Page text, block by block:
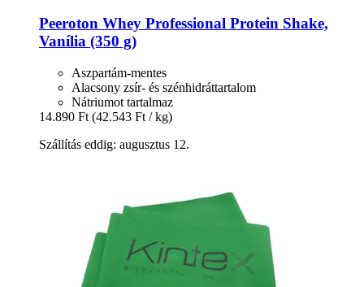
Peeroton Whey Professional Protein Shake,
Vanília (350 g)
Aszpartám-mentes
Alacsony zsír- és szénhidráttartalom
Nátriumot tartalmaz
14.890 Ft (42.543 Ft / kg)
Szállítás eddig: augusztus 12.